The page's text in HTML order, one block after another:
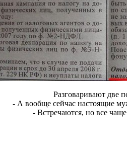
Разговаривают две
- А вообще сейчас настоящие
- Встречаются, но все